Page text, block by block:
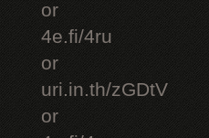
or
4e.fi/4ru
or
uri.in.th/zGDtV
or